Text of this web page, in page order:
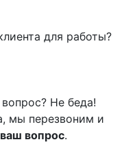
для работы?
Не беда!
мы перезвоним и
вопрос.